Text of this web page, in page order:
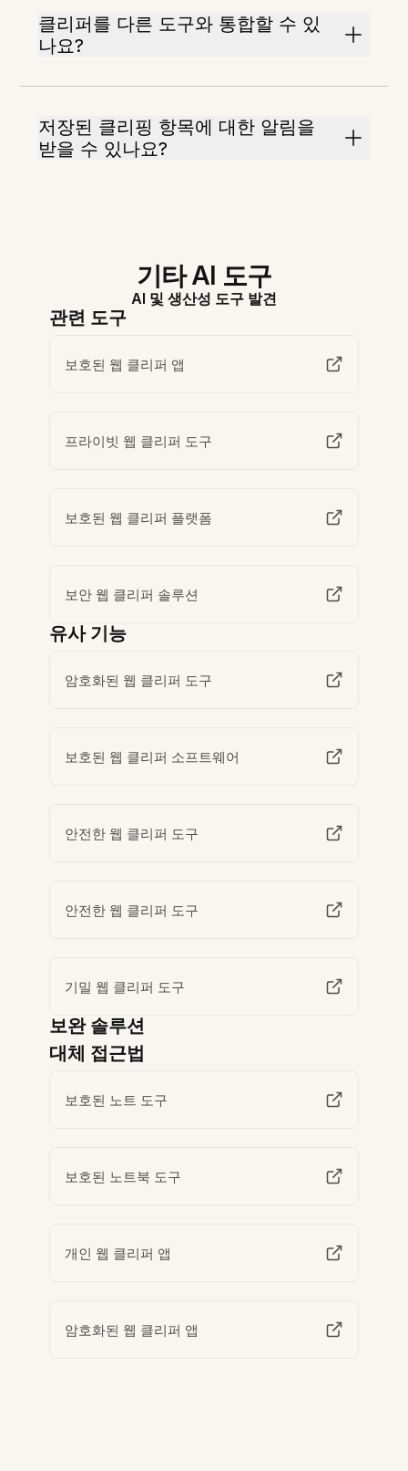
클리퍼를 다른 도구와 통합할 수 있
나요?
저장된 클리핑 항목에 대한 알림을
받을 수 있나요?
기타 AI 도구
AI 및 생산성 도구 발견
관련 도구
보호된 웹 클리퍼 앱
프라이빗 웹 클리퍼 도구
보호된 웹 클리퍼 플랫폼
보안 웹 클리퍼 솔루션
유사 기능
암호화된 웹 클리퍼 도구
보호된 웹 클리퍼 소프트웨어
안전한 웹 클리퍼 도구
안전한 웹 클리퍼 도구
기밀 웹 클리퍼 도구
보완 솔루션
대체 접근법
보호된 노트 도구
보호된 노트북 도구
개인 웹 클리퍼 앱
암호화된 웹 클리퍼 앱